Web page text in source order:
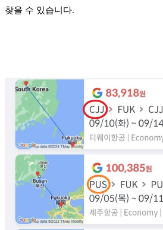
찾을 수 있습니다.